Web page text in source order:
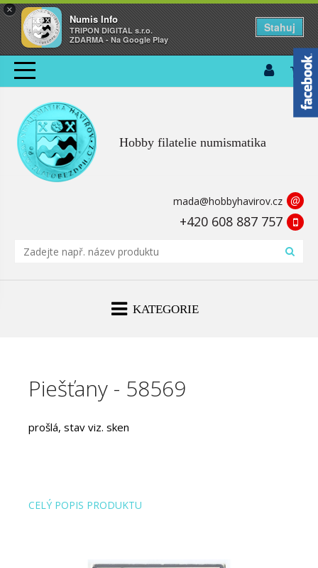
×
Numis Info
TRIPON DIGITAL s.r.o.
ZDARMA - Na Google Play
Stahuj
Hobby filatelie numismatika
mada@hobbyhavirov.cz @
+420 608 887 757
KATEGORIE
Piešťany - 58569
prošlá, stav viz. sken
CELÝ POPIS PRODUKTU